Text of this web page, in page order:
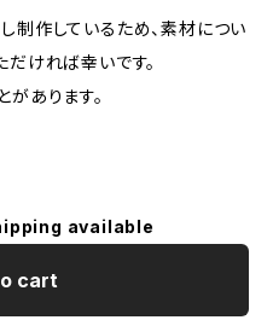
作しているため、素材につい
ければ幸いです。
あります。
available
cart